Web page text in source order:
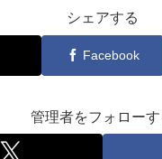
シェアする
Facebook
管理者をフォローす